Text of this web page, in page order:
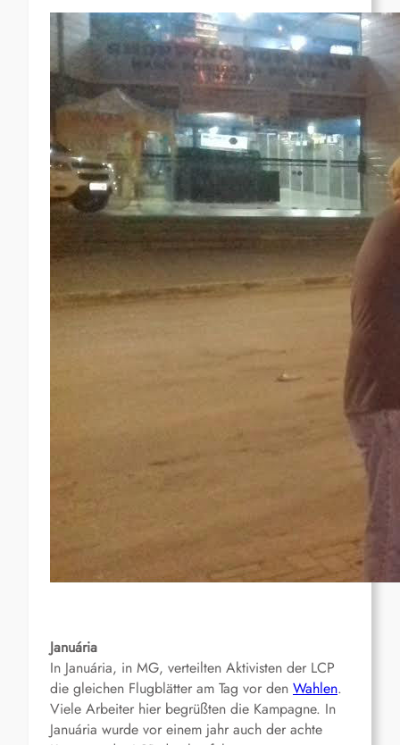
Januária
In Januária, in MG, verteilten Aktivisten der LCP
die gleichen Flugblätter am Tag vor den Wahlen.
Viele Arbeiter hier begrüßten die Kampagne. In
Januária wurde vor einem jahr auch der achte